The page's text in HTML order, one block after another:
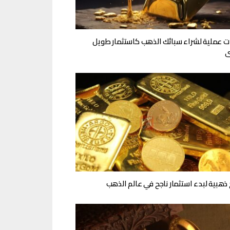
عملية لشراء سبائك الذهب كاستثمار طويل
ذهبية لبدء استثمار ناجح في عالم الذهب